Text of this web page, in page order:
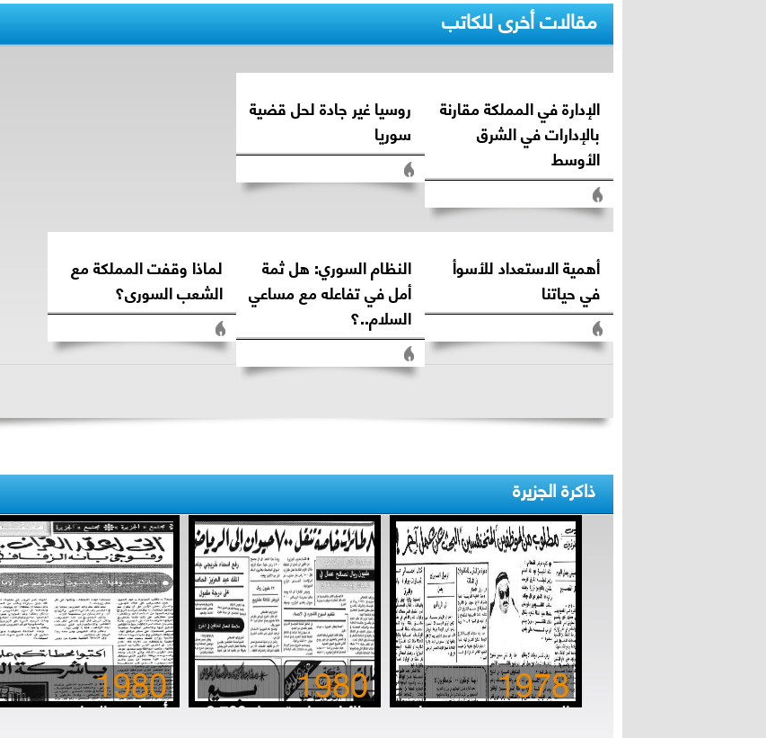
مقالات أخرى للكاتب
الإدارة في المملكة مقارنة
بالإدارات في الشرق
الأوسط
روسيا غير جادة لحل قضية
سوريا
أهمية الاستعداد للأسوأ
في حياتنا
النظام السوري: هل ثمة
أمل في تفاعله مع مساعي
السلام..؟
لماذا وقفت المملكة مع
الشعب السورى؟
ذاكرة الجزيرة
1980
أتى لعقد القِران.. وفوجئ
1980
8 طائرات خاصة تنقل 700
1978
المتخنفسون.. مستهتروا